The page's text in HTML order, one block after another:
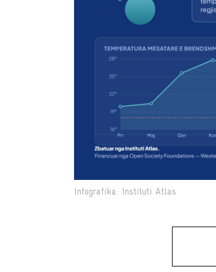
Infografika: Instituti Atlas